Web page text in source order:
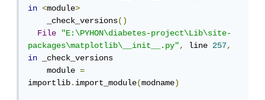
in
<module>
    _check_versions
()
File
"E:\PYHON\diabetes-project\Lib\site-
packages\matplotlib\__init__.py", line 257,
in
_check_versions
    module
=
importlib.import_module(modname)